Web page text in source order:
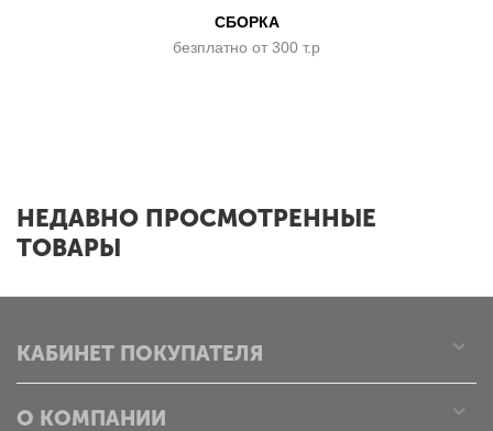
СБОРКА
безплатно от 300 т.р
НЕДАВНО ПРОСМОТРЕННЫЕ
ТОВАРЫ
КАБИНЕТ ПОКУПАТЕЛЯ
О КОМПАНИИ